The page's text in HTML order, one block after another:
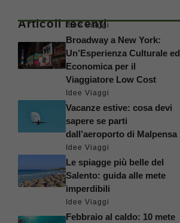
Articoli recenti
Idee Viaggi
Broadway a New York:
Un’Esperienza Culturale ed
Economica per il
Viaggiatore Low Cost
Idee Viaggi
Vacanze estive: cosa devi
sapere se parti
dall’aeroporto di Malpensa
Idee Viaggi
Le spiagge più belle del
Salento: guida alle mete
imperdibili
Idee Viaggi
Febbraio al caldo: 10 mete